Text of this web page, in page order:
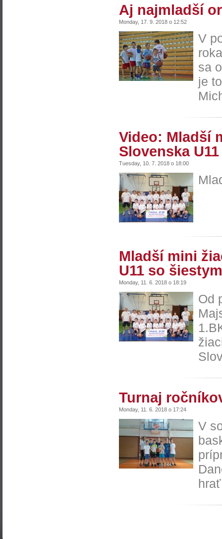
Aj najmladší
Monday, 17. 9. 2018 o 12:52
V
sa
je
Video: Mladší
Slovenska U11
Tuesday, 10. 7. 2018 o 18:00
Mladší mini
U11 so
Monday, 11. 6. 2018 o 18:19
Od
Turnaj
Monday, 11. 6. 2018 o 17:24
V